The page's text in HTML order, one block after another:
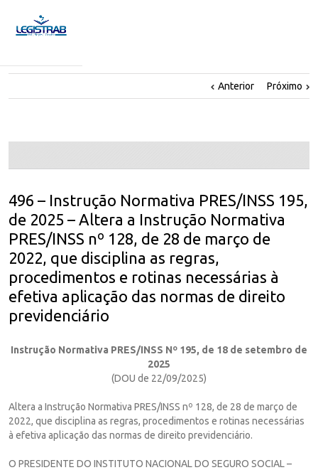
Anterior Próximo
496 – Instrução Normativa PRES/INSS 195,
de 2025 – Altera a Instrução Normativa
PRES/INSS nº 128, de 28 de março de
2022, que disciplina as regras,
procedimentos e rotinas necessárias à
efetiva aplicação das normas de direito
previdenciário
Instrução Normativa PRES/INSS Nº 195, de 18 de setembro de
2025
(DOU de 22/09/2025)
Altera a Instrução Normativa PRES/INSS nº 128, de 28 de março de
2022, que disciplina as regras, procedimentos e rotinas necessárias
à efetiva aplicação das normas de direito previdenciário.
O PRESIDENTE DO INSTITUTO NACIONAL DO SEGURO SOCIAL –